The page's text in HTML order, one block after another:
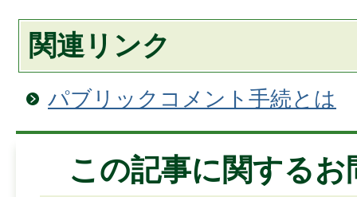
関連リンク
パブリックコメント手続とは
この記事に関する